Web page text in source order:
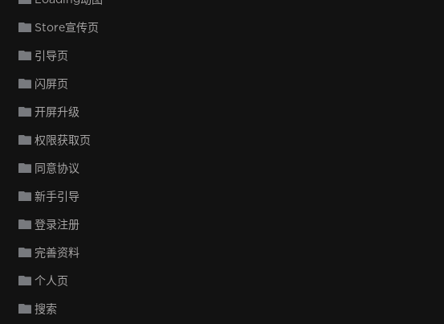
Store宣传页
引导页
闪屏页
开屏升级
权限获取页
同意协议
新手引导
登录注册
完善资料
个人页
搜索